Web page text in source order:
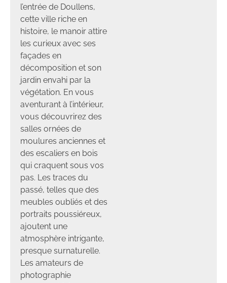
l’entrée de Doullens,
cette ville riche en
histoire, le manoir attire
les curieux avec ses
façades en
décomposition et son
jardin envahi par la
végétation. En vous
aventurant à l’intérieur,
vous découvrirez des
salles ornées de
moulures anciennes et
des escaliers en bois
qui craquent sous vos
pas. Les traces du
passé, telles que des
meubles oubliés et des
portraits poussiéreux,
ajoutent une
atmosphère intrigante,
presque surnaturelle.
Les amateurs de
photographie